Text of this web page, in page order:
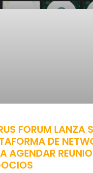
FORUM LANZA
DE
AGENDAR